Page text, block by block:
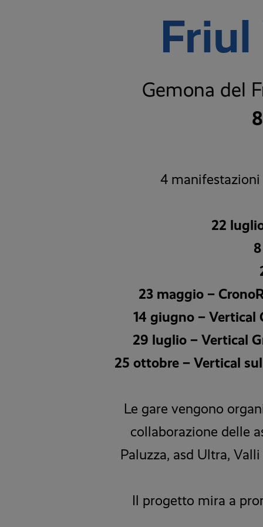
Friul
Gemona del
4
22
23 maggio –
14 giugno – Vertical
29 luglio – Vertical
25 ottobre – Vertical
Le gare vengono
collaborazione delle
Paluzza, asd Ultra,
Il progetto mira a